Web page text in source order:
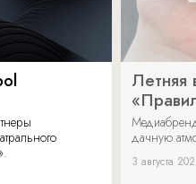
Летняя
дачную
3 августа